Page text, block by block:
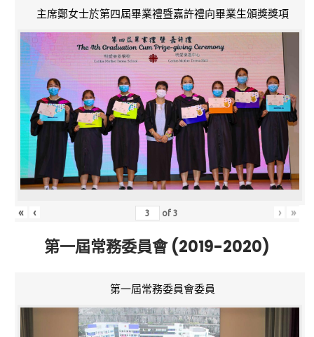
主席鄭女士於第四屆畢業禮暨嘉許禮向畢業生頒獎獎項
« ‹ of3 › »
第一屆常務委員會 (2019-2020)
第一屆常務委員會委員